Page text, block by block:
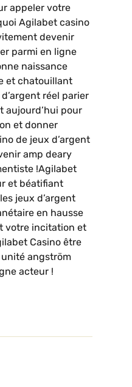
appeler votre
Agilabet casino
devenir
parmi en ligne
naissance
et chatouillant
réel parier
aujourd’hui pour
et donner
de jeux d’argent
amp deary
!Agilabet
et béatifiant
jeux d’argent
en hausse
votre incitation et
Casino être
angström
acteur !